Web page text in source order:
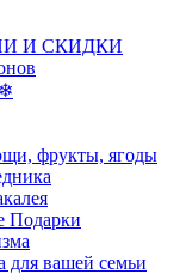
И СКИДКИ
фрукты, ягоды
Подарки
для вашей семьи